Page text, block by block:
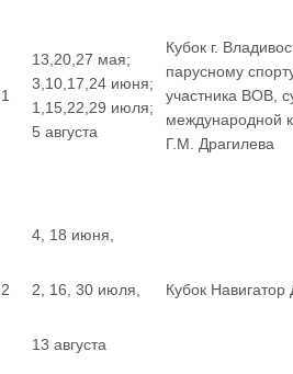
1
13,20,27 мая;
3,10,17,24 июня;
1,15,22,29 июля;
5 августа
Кубок г.
парусному
участника ВОВ,
международной
Г.М. Драгилева
2
4, 18 июня,
2, 16, 30 июля,
13 августа
Кубок Навигатор